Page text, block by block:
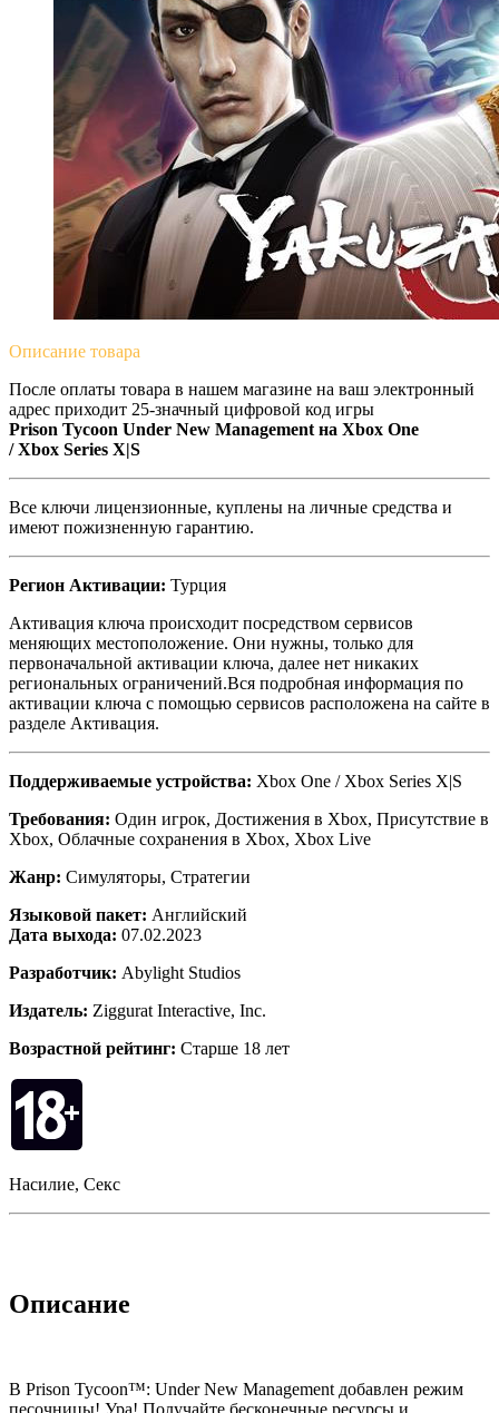
Описание товара
После оплаты товара в нашем магазине на ваш электронный
адрес приходит 25-значный цифровой код игры
Prison Tycoon Under New Management на Xbox One
/ Xbox Series X|S
Все ключи лицензионные, куплены на личные средства и
имеют пожизненную гарантию.
Регион Активации: Турция
Активация ключа происходит посредством сервисов
меняющих местоположение. Они нужны, только для
первоначальной активации ключа, далее нет никаких
региональных ограничений.Вся подробная информация по
активации ключа с помощью сервисов расположена на сайте в
разделе Активация.
Поддерживаемые устройства: Xbox One / Xbox Series X|S
Требования: Один игрок, Достижения в Xbox, Присутствие в
Xbox, Облачные сохранения в Xbox, Xbox Live
Жанр: Симуляторы, Стратегии
Языковой пакет: Английский
Дата выхода: 07.02.2023
Разработчик: Abylight Studios
Издатель: Ziggurat Interactive, Inc.
Возрастной рейтинг: Старше 18 лет
Насилие, Секс
Описание
В Prison Tycoon™: Under New Management добавлен режим
песочницы! Ура! Получайте бесконечные ресурсы и